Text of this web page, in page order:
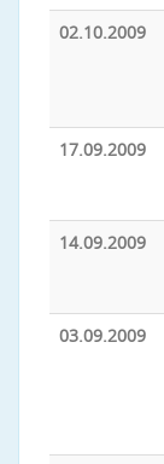
02.10.2009
17.09.2009
14.09.2009
03.09.2009